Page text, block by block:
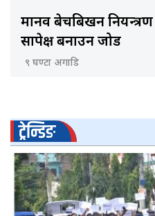
मानव बेचबिखन
सापेक्ष बनाउन जोड
९ घण्टा अगाडि
ट्रेन्डिङ